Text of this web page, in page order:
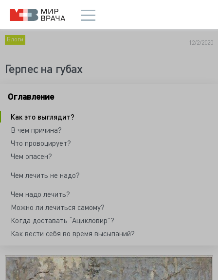
Блоги 12/2/2020
Герпес на губах
Оглавление
Как это выглядит?
В чем причина?
Что провоцирует?
Чем опасен?
Чем лечить не надо?
Чем надо лечить?
Можно ли лечиться самому?
Когда доставать “Ацикловир”?
Как вести себя во время высыпаний?